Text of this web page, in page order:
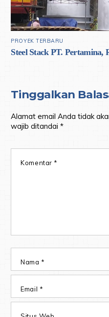
PROYEK TERBARU
Steel Stack PT.
Tinggalkan
Alamat email Anda tidak
wajib ditandai*
Komentar *
Nama *
Email *